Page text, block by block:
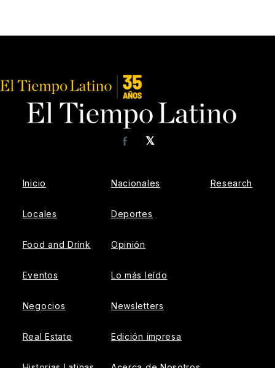
𝕏
Facebook
Inicio
Locales
Food and Drink
Eventos
Negocios
Real Estate
Nacionales
Deportes
Opinión
Lo más leído
Newsletters
Edición impresa
Research